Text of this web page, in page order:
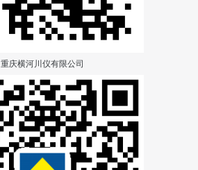
重庆横河川仪有限公司